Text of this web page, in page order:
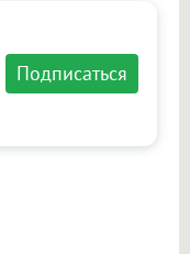
Подписаться